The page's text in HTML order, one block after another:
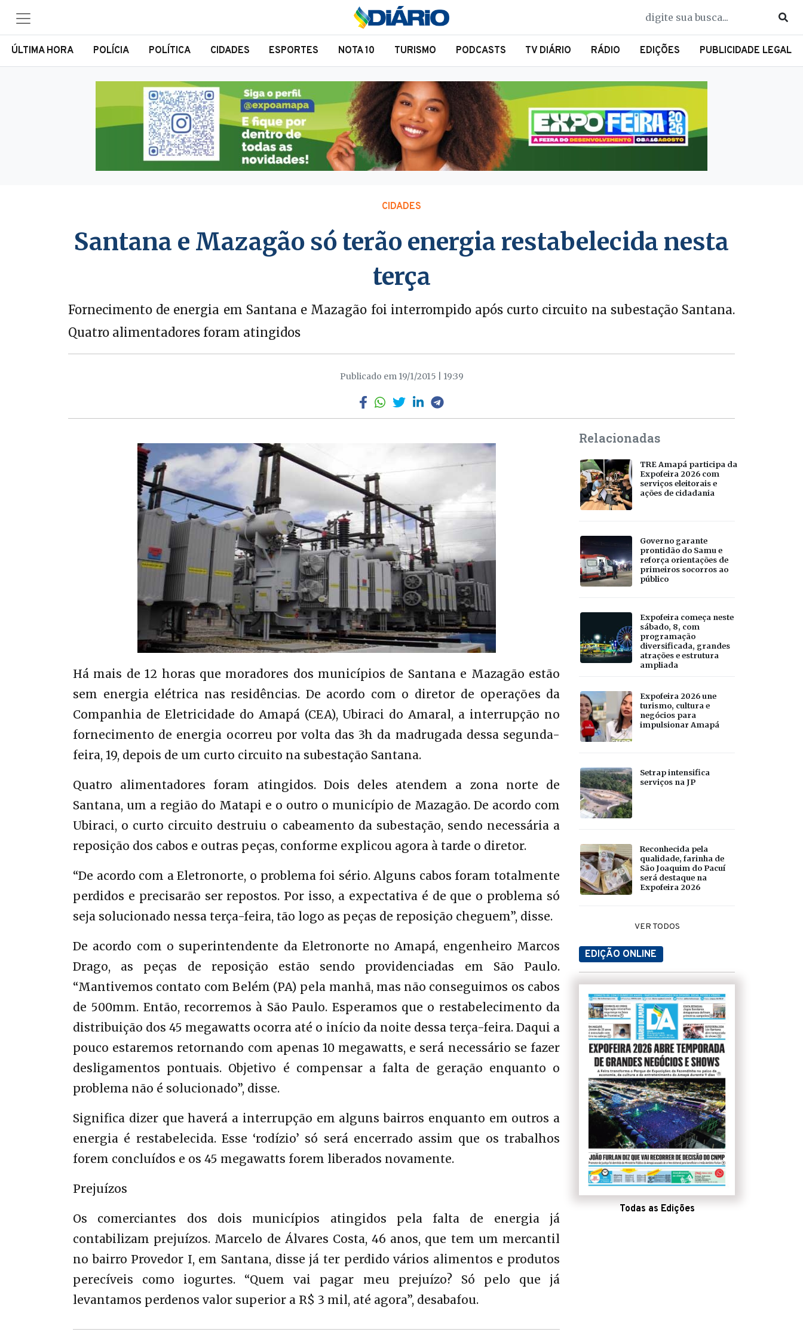
ÚLTIMA HORA POLÍCIA POLÍTICA CIDADES ESPORTES NOTA 10 TURISMO PODCASTS TV DIÁRIO RÁDIO EDIÇÕES PUBLICIDADE LEGAL
CIDADES
Santana e Mazagão só terão energia restabelecida nesta
terça
Fornecimento de energia em Santana e Mazagão foi interrompido após curto circuito na subestação Santana.
Quatro alimentadores foram atingidos
Publicado em 19/1/2015 | 19:39
Há mais de 12 horas que moradores dos municípios de Santana e Mazagão estão
sem energia elétrica nas residências. De acordo com o diretor de operações da
Companhia de Eletricidade do Amapá (CEA), Ubiraci do Amaral, a interrupção no
fornecimento de energia ocorreu por volta das 3h da madrugada dessa segunda-
feira, 19, depois de um curto circuito na subestação Santana.
Quatro alimentadores foram atingidos. Dois deles atendem a zona norte de
Santana, um a região do Matapi e o outro o município de Mazagão. De acordo com
Ubiraci, o curto circuito destruiu o cabeamento da subestação, sendo necessária a
reposição dos cabos e outras peças, conforme explicou agora à tarde o diretor.
“De acordo com a Eletronorte, o problema foi sério. Alguns cabos foram totalmente
perdidos e precisarão ser repostos. Por isso, a expectativa é de que o problema só
seja solucionado nessa terça-feira, tão logo as peças de reposição cheguem”, disse.
De acordo com o superintendente da Eletronorte no Amapá, engenheiro Marcos
Drago, as peças de reposição estão sendo providenciadas em São Paulo.
“Mantivemos contato com Belém (PA) pela manhã, mas não conseguimos os cabos
de 500mm. Então, recorremos à São Paulo. Esperamos que o restabelecimento da
distribuição dos 45 megawatts ocorra até o início da noite dessa terça-feira. Daqui a
pouco estaremos retornando com apenas 10 megawatts, e será necessário se fazer
desligamentos pontuais. Objetivo é compensar a falta de geração enquanto o
problema não é solucionado”, disse.
Significa dizer que haverá a interrupção em alguns bairros enquanto em outros a
energia é restabelecida. Esse ‘rodízio’ só será encerrado assim que os trabalhos
forem concluídos e os 45 megawatts forem liberados novamente.
Prejuízos
Os comerciantes dos dois municípios atingidos pela falta de energia já
contabilizam prejuízos. Marcelo de Álvares Costa, 46 anos, que tem um mercantil
no bairro Provedor I, em Santana, disse já ter perdido vários alimentos e produtos
perecíveis como iogurtes. “Quem vai pagar meu prejuízo? Só pelo que já
levantamos perdenos valor superior a R$ 3 mil, até agora”, desabafou.
Relacionadas
TRE Amapá participa da
Expofeira 2026 com
serviços eleitorais e
ações de cidadania
Governo garante
prontidão do Samu e
reforça orientações de
primeiros socorros ao
público
Expofeira começa neste
sábado, 8, com
programação
diversificada, grandes
atrações e estrutura
ampliada
Expofeira 2026 une
turismo, cultura e
negócios para
impulsionar Amapá
Setrap intensifica
serviços na JP
Reconhecida pela
qualidade, farinha de
São Joaquim do Pacuí
será destaque na
Expofeira 2026
VER TODOS
EDIÇÃO ONLINE
Todas as Edições